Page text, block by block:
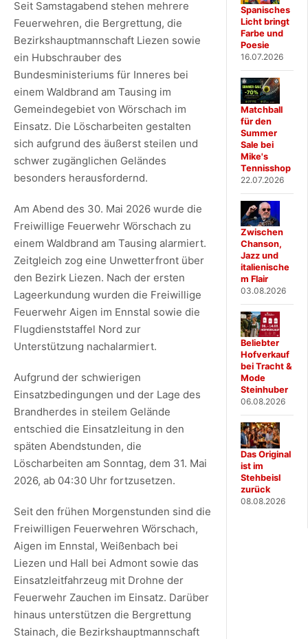
Seit Samstagabend stehen mehrere
Feuerwehren, die Bergrettung, die
Bezirkshauptmannschaft Liezen sowie
ein Hubschrauber des
Bundesministeriums für Inneres bei
einem Waldbrand am Tausing im
Gemeindegebiet von Wörschach im
Einsatz. Die Löscharbeiten gestalten
sich aufgrund des äußerst steilen und
schwer zugänglichen Geländes
besonders herausfordernd.
Am Abend des 30. Mai 2026 wurde die
Freiwillige Feuerwehr Wörschach zu
einem Waldbrand am Tausing alarmiert.
Zeitgleich zog eine Unwetterfront über
den Bezirk Liezen. Nach der ersten
Lageerkundung wurden die Freiwillige
Feuerwehr Aigen im Ennstal sowie die
Flugdienststaffel Nord zur
Unterstützung nachalarmiert.
Aufgrund der schwierigen
Einsatzbedingungen und der Lage des
Brandherdes in steilem Gelände
entschied die Einsatzleitung in den
späten Abendstunden, die
Löscharbeiten am Sonntag, dem 31. Mai
2026, ab 04:30 Uhr fortzusetzen.
Seit den frühen Morgenstunden sind die
Freiwilligen Feuerwehren Wörschach,
Aigen im Ennstal, Weißenbach bei
Liezen und Hall bei Admont sowie das
Einsatzleitfahrzeug mit Drohne der
Feuerwehr Zauchen im Einsatz. Darüber
hinaus unterstützen die Bergrettung
Stainach, die Bezirkshauptmannschaft
Spanisches
Licht bringt
Farbe und
Poesie
16.07.2026
Matchball
für den
Summer
Sale bei
Mike's
Tennisshop
22.07.2026
Zwischen
Chanson,
Jazz und
italienische
m Flair
03.08.2026
Beliebter
Hofverkauf
bei Tracht &
Mode
Steinhuber
06.08.2026
Das Original
ist im
Stehbeisl
zurück
08.08.2026